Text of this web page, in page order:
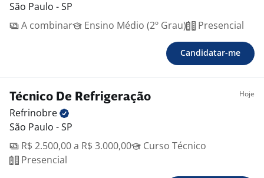
São Paulo - SP
A combinar
Ensino Médio (2º Grau) Presencial
Candidatar-me
Técnico De Refrigeração Hoje
Refrinobre
São Paulo - SP
R$ 2.500,00 a R$ 3.000,00
Curso Técnico
Presencial